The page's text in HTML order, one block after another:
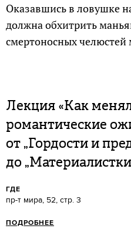
Оказавшись в ловушке
должна обхитрить
смертоносных
Лекция «Как
романтические
от „Гордости и
до
ГДЕ
пр-т мира, 52, стр. 3
ПОДРОБНЕЕ